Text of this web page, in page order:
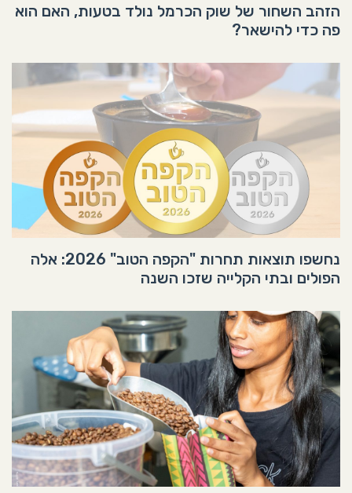
הזהב השחור של שוק הכרמל נולד בטעות, האם הוא
פה כדי להישאר?
נחשפו תוצאות תחרות "הקפה הטוב" 2026: אלה
הפולים ובתי הקלייה שזכו השנה